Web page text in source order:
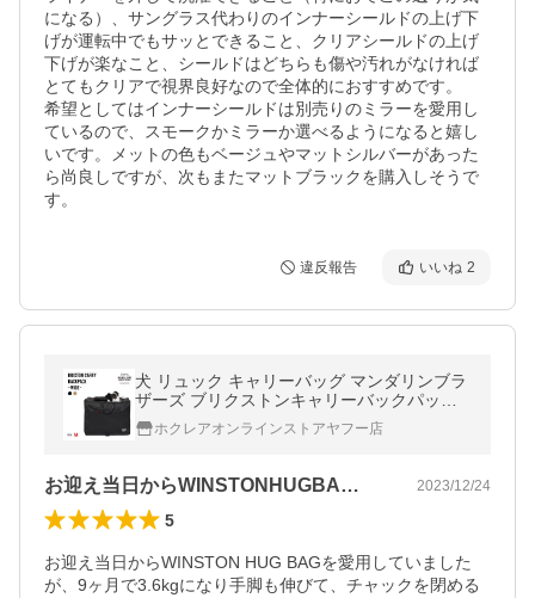
になる）、サングラス代わりのインナーシールドの上げ下
げが運転中でもサッとできること、クリアシールドの上げ
下げが楽なこと、シールドはどちらも傷や汚れがなければ
とてもクリアで視界良好なので全体的におすすめです。
希望としてはインナーシールドは別売りのミラーを愛用し
ているので、スモークかミラーか選べるようになると嬉し
いです。メットの色もベージュやマットシルバーがあった
ら尚良しですが、次もまたマットブラックを購入しそうで
す。
違反報告 いいね 2
犬 リュック キャリーバッグ マンダリンブラ
ザーズ ブリクストンキャリーバックパック
ワイド ブラック 黒 Mサイズ 横型 旅行 電車
防災 災害 避難 15kgまで
ホクレアオンラインストアヤフー店
お迎え当日からWINSTONHUGBA… 2023/12/24
5
お迎え当日からWINSTON HUG BAGを愛用していました
が、9ヶ月で3.6kgになり手脚も伸びて、チャックを閉める